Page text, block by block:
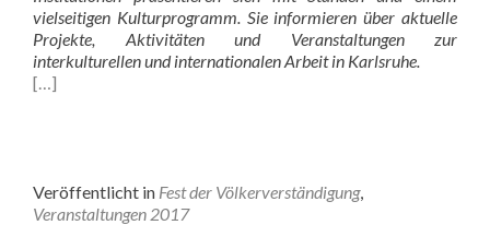
vielseitigen Kulturprogramm. Sie informieren über aktuelle
Projekte, Aktivitäten und Veranstaltungen zur
interkulturellen und internationalen Arbeit in Karlsruhe.
[…]
Veröffentlicht in Fest der Völkerverständigung,
Veranstaltungen 2017